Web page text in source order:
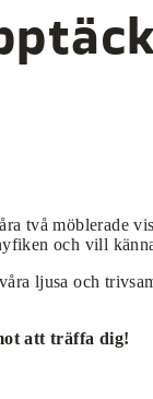
två möblerade
och vill
ljusa och
att träffa dig!